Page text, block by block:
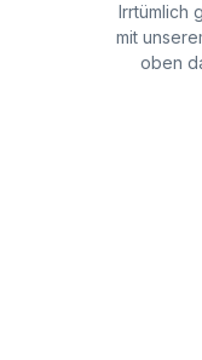
Irrtümlich
mit
oben